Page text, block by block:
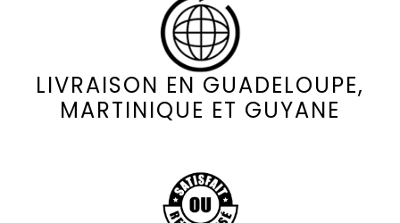
LIVRAISON EN GUADELOUPE,
MARTINIQUE ET GUYANE